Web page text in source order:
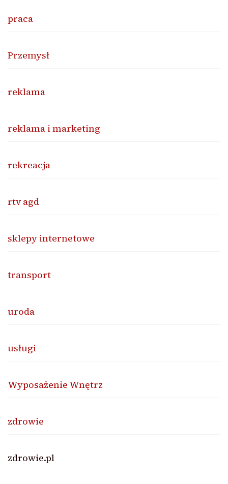
praca
Przemysł
reklama
reklama i marketing
rekreacja
rtv agd
sklepy internetowe
transport
uroda
usługi
Wyposażenie Wnętrz
zdrowie
zdrowie.pl